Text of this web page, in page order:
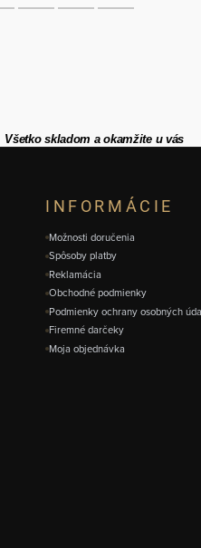
Všetko skladom a okamžite u vás
INFORMÁCIE
Možnosti doručenia
Spôsoby platby
Reklamácia
Obchodné podmienky
Podmienky ochrany osobných
Firemné darčeky
Moja objednávka